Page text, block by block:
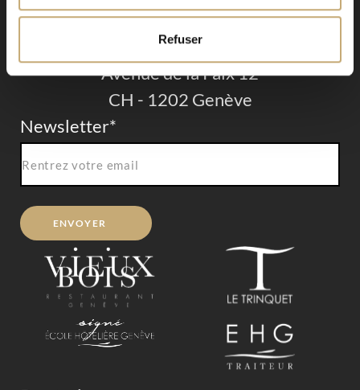
Refuser
Signé EHG
Avenue de la Paix 12
CH - 1202 Genève
Newsletter*
ENVOYER
Alternative: